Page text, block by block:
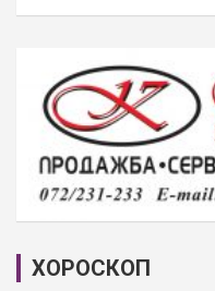
ХОРОСКОП